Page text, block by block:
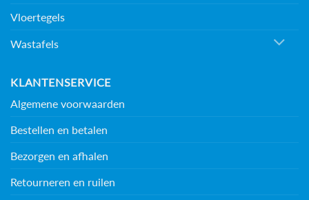
Vloertegels
Wastafels
KLANTENSERVICE
Algemene voorwaarden
Bestellen en betalen
Bezorgen en afhalen
Retourneren en ruilen